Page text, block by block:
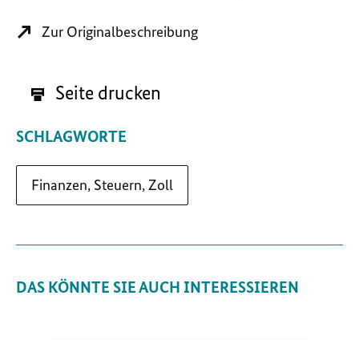
Zur Originalbeschreibung
Seite drucken
SCHLAGWORTE
Finanzen, Steuern, Zoll
DAS KÖNNTE SIE AUCH INTERESSIEREN